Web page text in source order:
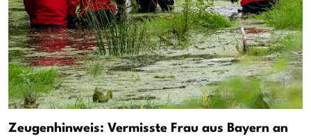
Zeugenhinweis: Vermisste Frau aus Bayern an